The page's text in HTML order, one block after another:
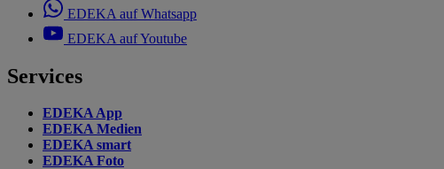
EDEKA auf Whatsapp
EDEKA auf Youtube
Services
EDEKA App
EDEKA Medien
EDEKA smart
EDEKA Foto